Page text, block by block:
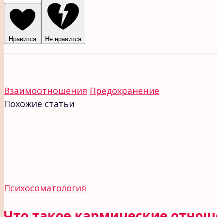
Нравится Не нравится
Взаимоотношения Предохранение
Похожие статьи
Психосоматология